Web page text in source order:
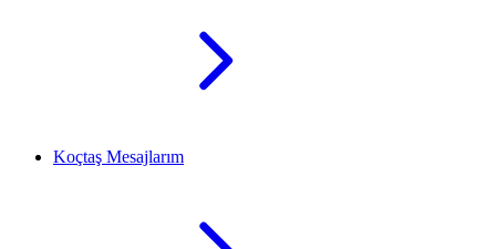
Koçtaş Mesajlarım